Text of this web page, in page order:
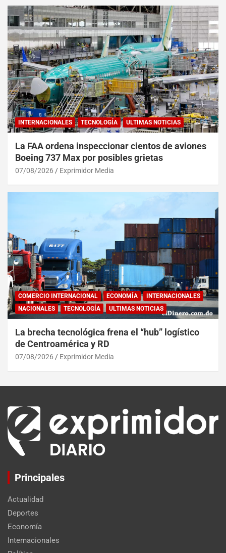
INTERNACIONALES TECNOLOGÍA ULTIMAS NOTICIAS
La FAA ordena inspeccionar cientos de aviones
Boeing 737 Max por posibles grietas
07/08/2026 Exprimidor Media
COMERCIO INTERNACIONAL ECONOMÍA
INTERNACIONALES
NACIONALES
TECNOLOGÍA ULTIMAS NOTICIAS
La brecha tecnológica frena el “hub” logístico
de Centroamérica y RD
07/08/2026 Exprimidor Media
Principales
Actualidad
Deportes
Economía
Internacionales